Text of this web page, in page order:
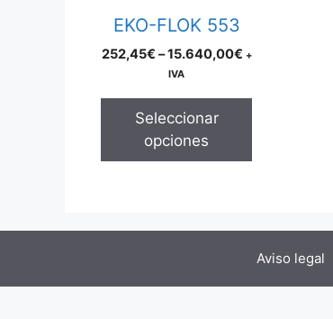
EKO-FLOK 553
252,45€ –15.640,00€Price
+
IVA
Seleccionar
opciones
may
chosen
product
Aviso legal